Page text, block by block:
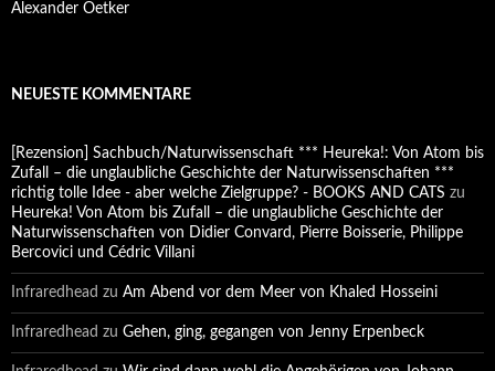
Alexander Oetker
NEUESTE KOMMENTARE
[Rezension] Sachbuch/Naturwissenschaft *** Heureka!: Von Atom bis
Zufall – die unglaubliche Geschichte der Naturwissenschaften ***
richtig tolle Idee - aber welche Zielgruppe? - BOOKS AND CATS zu
Heureka! Von Atom bis Zufall – die unglaubliche Geschichte der
Naturwissenschaften von Didier Convard, Pierre Boisserie, Philippe
Bercovici und Cédric Villani
Infraredhead zu Am Abend vor dem Meer von Khaled Hosseini
Infraredhead zu Gehen, ging, gegangen von Jenny Erpenbeck